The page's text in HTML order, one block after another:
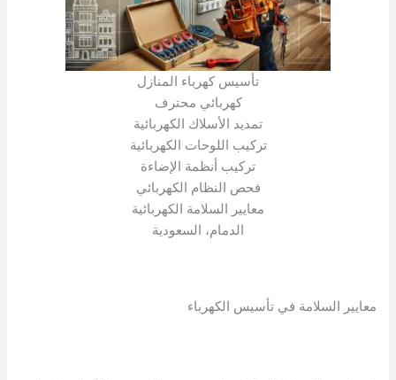
تأسيس كهرباء المنازل
كهربائي محترف
تمديد الأسلاك الكهربائية
تركيب اللوحات الكهربائية
تركيب أنظمة الإضاءة
فحص النظام الكهربائي
معايير السلامة الكهربائية
الدمام، السعودية
معايير السلامة في تأسيس الكهرباء